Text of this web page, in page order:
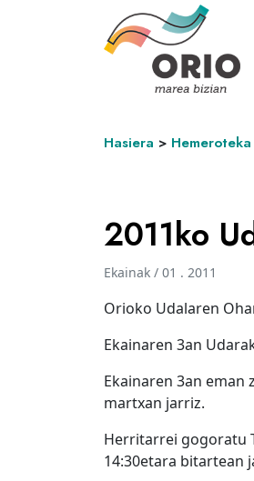
Hasiera > Hemeroteka
2011ko
Ekainak / 01 . 2011
Orioko Udalaren
Ekainaren 3an
Ekainaren 3an
martxan jarriz.
Herritarrei gogoratu
14:30etara bitartean